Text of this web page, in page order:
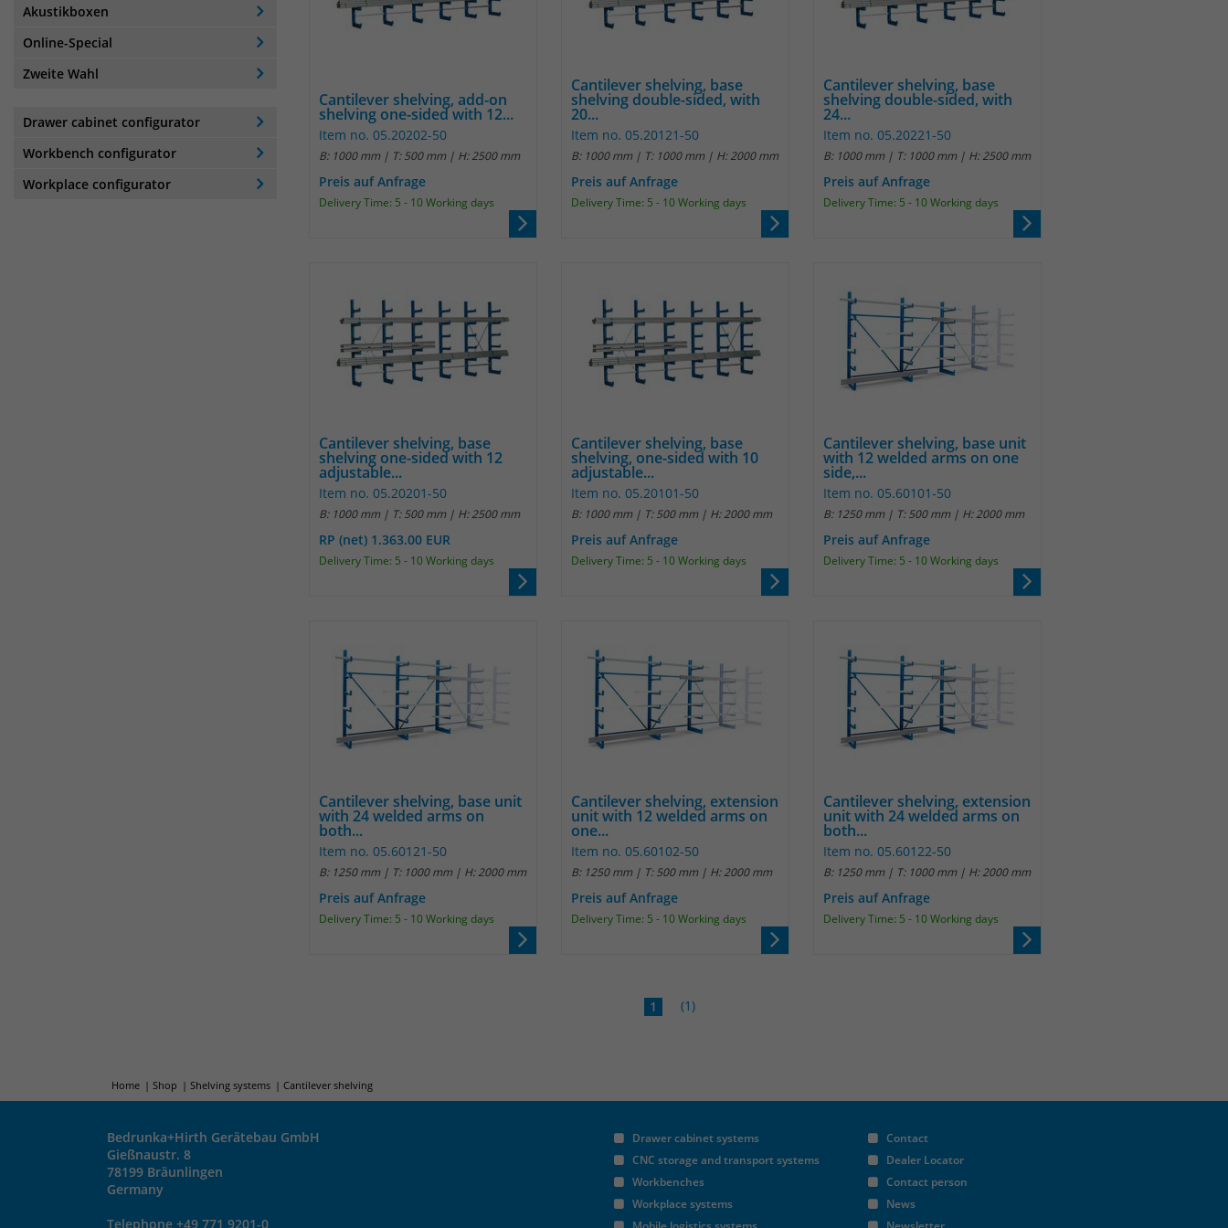
Akustikboxen
Online-Special
Zweite Wahl
Drawer cabinet configurator
Workbench configurator
Workplace configurator
Cantilever shelving, add-on
shelving one-sided with 12...
Item no. 05.20202-50
B: 1000 mm | T: 500 mm | H: 2500 mm
Preis auf Anfrage
Delivery Time: 5 - 10 Working days
Cantilever shelving, base
shelving double-sided, with
20...
Item no. 05.20121-50
B: 1000 mm | T: 1000 mm | H: 2000 mm
Preis auf Anfrage
Delivery Time: 5 - 10 Working days
Cantilever shelving, base
shelving double-sided, with
24...
Item no. 05.20221-50
B: 1000 mm | T: 1000 mm | H: 2500 mm
Preis auf Anfrage
Delivery Time: 5 - 10 Working days
Cantilever shelving, base
shelving one-sided with 12
adjustable...
Item no. 05.20201-50
B: 1000 mm | T: 500 mm | H: 2500 mm
RP (net) 1.363.00 EUR
Delivery Time: 5 - 10 Working days
Cantilever shelving, base
shelving, one-sided with 10
adjustable...
Item no. 05.20101-50
B: 1000 mm | T: 500 mm | H: 2000 mm
Preis auf Anfrage
Delivery Time: 5 - 10 Working days
Cantilever shelving, base unit
with 12 welded arms on one
side,...
Item no. 05.60101-50
B: 1250 mm | T: 500 mm | H: 2000 mm
Preis auf Anfrage
Delivery Time: 5 - 10 Working days
Cantilever shelving, base unit
with 24 welded arms on
both...
Item no. 05.60121-50
B: 1250 mm | T: 1000 mm | H: 2000 mm
Preis auf Anfrage
Delivery Time: 5 - 10 Working days
Cantilever shelving, extension
unit with 12 welded arms on
one...
Item no. 05.60102-50
B: 1250 mm | T: 500 mm | H: 2000 mm
Preis auf Anfrage
Delivery Time: 5 - 10 Working days
Cantilever shelving, extension
unit with 24 welded arms on
both...
Item no. 05.60122-50
B: 1250 mm | T: 1000 mm | H: 2000 mm
Preis auf Anfrage
Delivery Time: 5 - 10 Working days
1 (1)
Home Shop Shelving systems Cantilever shelving
Bedrunka+Hirth Gerätebau GmbH
Gießnaustr. 8
78199 Bräunlingen
Germany
Telephone +49 771 9201-0
Drawer cabinet systems
CNC storage and transport systems
Workbenches
Workplace systems
Contact
Dealer Locator
Contact person
News
Laufzeit 13 Monate
Das Cookie wird von Matomo installiert. Das
Sitzungs- und Kampagnendaten zu
berechnen und die Nutzung der Website für
den Analysebericht der Website zu verfolgen.
Die Daten werde lokal auf unserem Server
gespeichert und sind damit externen
Unternehmen unzugänglich.
Anbieter Matomo
Laufzeit 6 Monate
Das Cookie wird von Matomo instralliert. Das
Cookie wird verwendet, um Besucher-,
Sitzungs- und Kampagnendaten zu
berechnen und die Nutzung der Website für
und weisen eine randoly generierte Nummer
zu, um eindeutige Besucher zu identifizieren.
Die Daten werde lokal auf unserem Server
gespeichert und sind damit externen
Unternehmen unzugänglich.
Name
Laufzeit
Das Cookie wird genutzt um temporär
Session Daten zu speichern
Das Cookie wird genutzt um temporär